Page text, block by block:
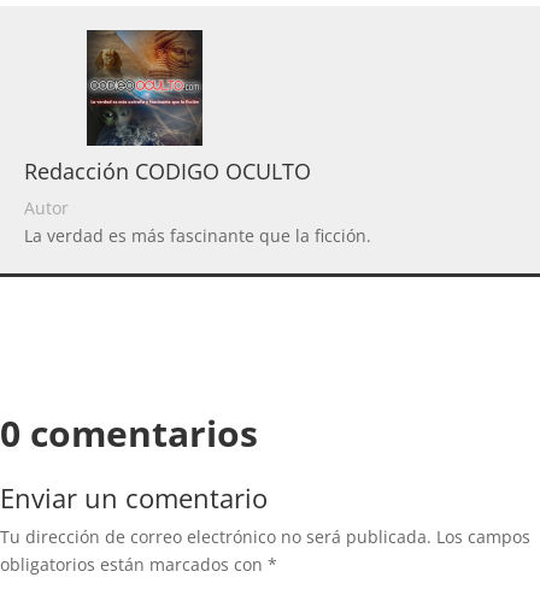
Redacción CODIGO OCULTO
Autor
La verdad es más fascinante que la ficción.
0 comentarios
Enviar un comentario
Tu dirección de correo electrónico no será publicada. Los campos
obligatorios están marcados con *